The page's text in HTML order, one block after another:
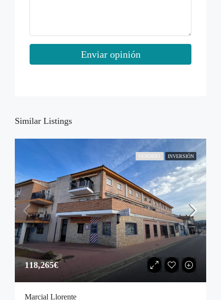
Enviar opinión
Similar Listings
VENDIDO INVERSIÓN
118,265€‎
Marcial Llorente